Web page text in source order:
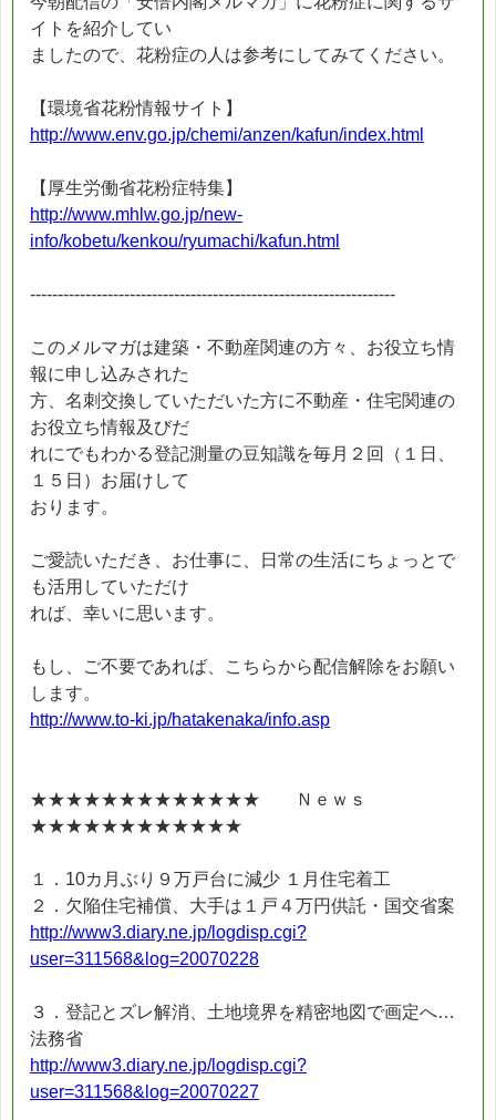
イトを紹介してい
ましたので、花粉症の人は参考にしてみてください。
【環境省花粉情報サイト】
http://www.env.go.jp/chemi/anzen/kafun/index.html
【厚生労働省花粉症特集】
http://www.mhlw.go.jp/new-
info/kobetu/kenkou/ryumachi/kafun.html
------------------------------------------------------------------
このメルマガは建築・不動産関連の方々、お役立ち情
報に申し込みされた
方、名刺交換していただいた方に不動産・住宅関連の
お役立ち情報及びだ
れにでもわかる登記測量の豆知識を毎月２回（１日、
１５日）お届けして
おります。
ご愛読いただき、お仕事に、日常の生活にちょっとで
も活用していただけ
れば、幸いに思います。
もし、ご不要であれば、こちらから配信解除をお願い
します。
http://www.to-ki.jp/hatakenaka/info.asp
★★★★★★★★★★★★★ Ｎｅｗｓ
★★★★★★★★★★★★
１．10カ月ぶり９万戸台に減少 １月住宅着工
２．欠陥住宅補償、大手は１戸４万円供託・国交省案
http://www3.diary.ne.jp/logdisp.cgi?
user=311568&log=20070228
３．登記とズレ解消、土地境界を精密地図で画定へ…
法務省
http://www3.diary.ne.jp/logdisp.cgi?
user=311568&log=20070227